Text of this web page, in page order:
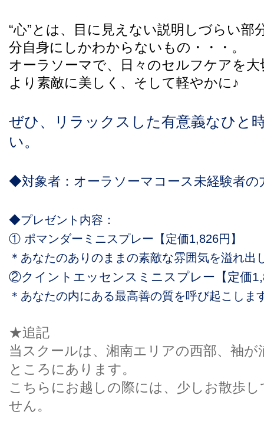
“心”とは、目に見えない説明しづらい部
分自身にしかわからない もの・・・。
オーラソーマで、日々 のセルフケアを大
より素敵に美しく、そして軽やかに♪
ぜひ、リラックスした有意義なひと
い。
◆対象者：オーラソーマコース未経験者
◆プレゼント内容：
① ポマンダーミニスプレー【定価1,826円】
＊あなたのありのままの素敵な雰囲気を溢れ出
②クイントエッセンスミニスプレー【定価
＊あなたの内にある最高善の質を呼び起こしま
★追記
当スクールは、湘南エリアの西部、袖が
ところにあります。
こちらにお越しの際には、少しお散歩
せん。